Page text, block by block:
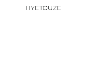
HYETOUZE